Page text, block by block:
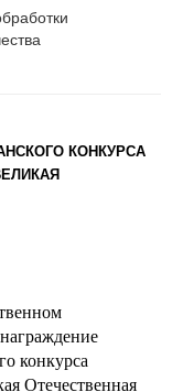
КОНКУРСА
конкурса
Отечественная